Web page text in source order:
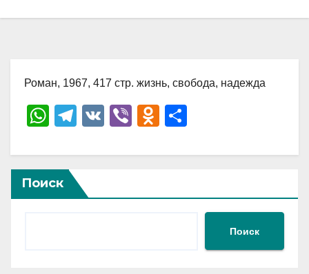
Роман, 1967, 417 стр. жизнь, свобода, надежда
W
at
s
A
T
e
gr
a
V
Vi
er
O
n
kl
р
в
ть
Поиск
Поиск